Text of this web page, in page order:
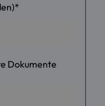
*
Dokumente